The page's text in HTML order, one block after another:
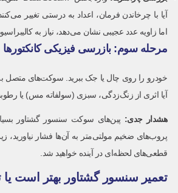
آیا با چرخاندن فرمان، اعداد به درستی تغییر
اما زاویه عدد عجیبی نشان می‌دهد، نیاز به
مرحله سوم: بازرسی فیزیکی کانکتورها
خودرو را روی چال یا جک ببرید. سوکت‌های متصل به
آیا اثری از زنگ‌زدگی، سبزی (سولفاته مس) یا
هشدار جدی: پین‌های سوکت سنسور گشتاور
پروب‌های ضخیم مولتی‌متر به آن‌ها فشار نیاورید،
قطعی‌های لحظه‌ای در آینده خواهید شد.
تعمیر سنسور گشتاور بهتر است